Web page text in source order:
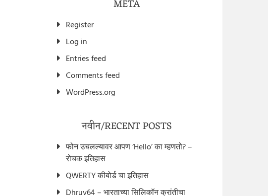
META
Register
Log in
Entries feed
Comments feed
WordPress.org
नवीन/RECENT POSTS
फोन उचलल्यावर आपण ‘Hello’ का म्हणतो? –
रोचक इतिहास
QWERTY कीबोर्ड चा इतिहास
Dhruv64 – भारताच्या सिलिकॉन क्रांतीचा